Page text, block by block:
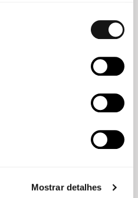
Mostrar detalhes